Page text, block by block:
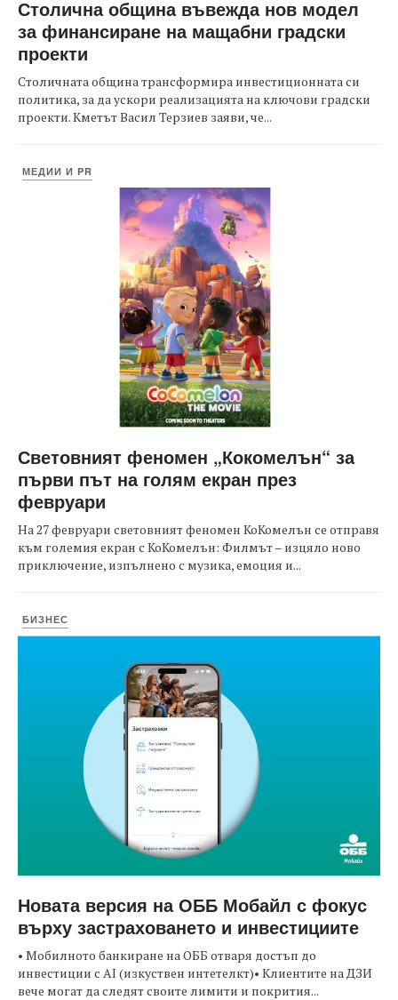
Столична община въвежда нов модел
за финансиране на мащабни градски
проекти
Столичната община трансформира инвестиционната си
политика, за да ускори реализацията на ключови градски
проекти. Кметът Васил Терзиев заяви, че...
МЕДИИ И PR
Световният феномен „Кокомелън“ за
първи път на голям екран през
февруари
На 27 февруари световният феномен КоКомелън се отправя
към големия екран с КоКомелън: Филмът – изцяло ново
приключение, изпълнено с музика, емоция и...
БИЗНЕС
Новата версия на ОББ Мобайл с фокус
върху застраховането и инвестициите
• Мобилното банкиране на ОББ отваря достъп до
инвестиции с AI (изкуствен интетелкт)• Клиентите на ДЗИ
вече могат да следят своите лимити и покрития...